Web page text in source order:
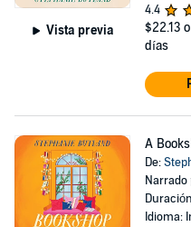
Vista previa
4.4
$22.13
días
A
De:
Narrado
Idioma: